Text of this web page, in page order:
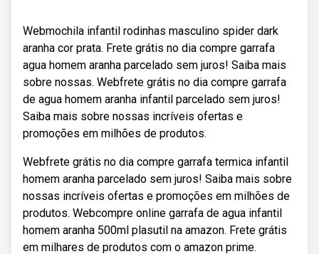
Webmochila infantil rodinhas masculino spider dark
aranha cor prata. Frete grátis no dia compre garrafa
agua homem aranha parcelado sem juros! Saiba mais
sobre nossas. Webfrete grátis no dia compre garrafa
de agua homem aranha infantil parcelado sem juros!
Saiba mais sobre nossas incríveis ofertas e
promoções em milhões de produtos.
Webfrete grátis no dia compre garrafa termica infantil
homem aranha parcelado sem juros! Saiba mais sobre
nossas incríveis ofertas e promoções em milhões de
produtos. Webcompre online garrafa de agua infantil
homem aranha 500ml plasutil na amazon. Frete grátis
em milhares de produtos com o amazon prime.